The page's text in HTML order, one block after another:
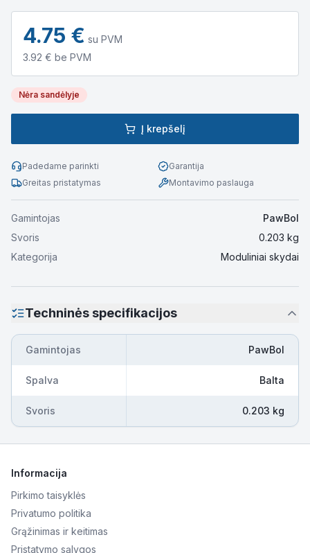
4.75 € su PVM
3.92 € be PVM
Nėra sandėlyje
Į krepšelį
Padedame parinkti
Garantija
Greitas pristatymas
Montavimo paslauga
Gamintojas
PawBol
Svoris
0.203 kg
Kategorija
Moduliniai skydai
Techninės specifikacijos
Gamintojas PawBol
Spalva Balta
Svoris 0.203 kg
Informacija
Pirkimo taisyklės
Privatumo politika
Grąžinimas ir keitimas
Pristatymo sąlygos